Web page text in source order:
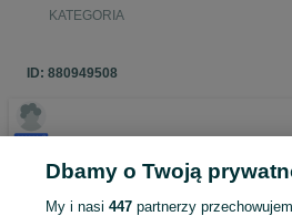
KATEGORIA
ID: 880949508
Zaloguj się lub załóż konto na
Dbamy o Twoją
My i nasi447 partnerzy